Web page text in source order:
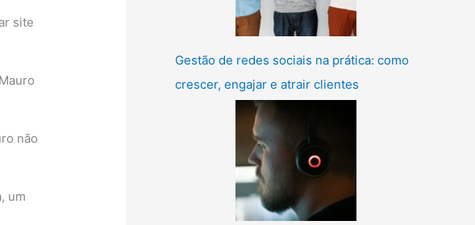
site
não
um
Gestão de redes sociais na prática: como
crescer, engajar e atrair clientes